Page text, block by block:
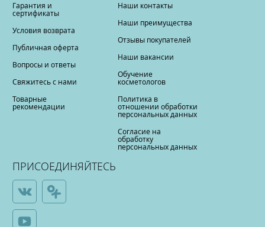
Гарантия и
сертификаты
Условия возврата
Публичная оферта
Вопросы и ответы
Свяжитесь с нами
Товарные
рекомендации
Наши контакты
Наши преимущества
Отзывы покупателей
Наши вакансии
Обучение
косметологов
Политика в
отношении обработки
персональных данных
Согласие на
обработку
персональных данных
ПРИСОЕДИНЯЙТЕСЬ